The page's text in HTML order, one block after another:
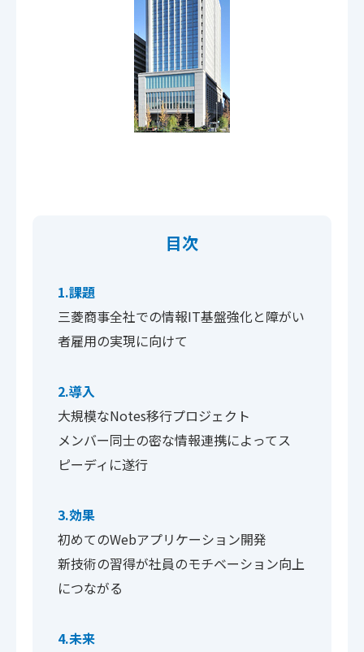
目次
1.課題
三菱商事全社での情報IT基盤強化と障がい
者雇用の実現に向けて
2.導入
大規模なNotes移行プロジェクト
メンバー同士の密な情報連携によってス
ピーディに遂行
3.効果
初めてのWebアプリケーション開発
新技術の習得が社員のモチベーション向上
につながる
4.未来